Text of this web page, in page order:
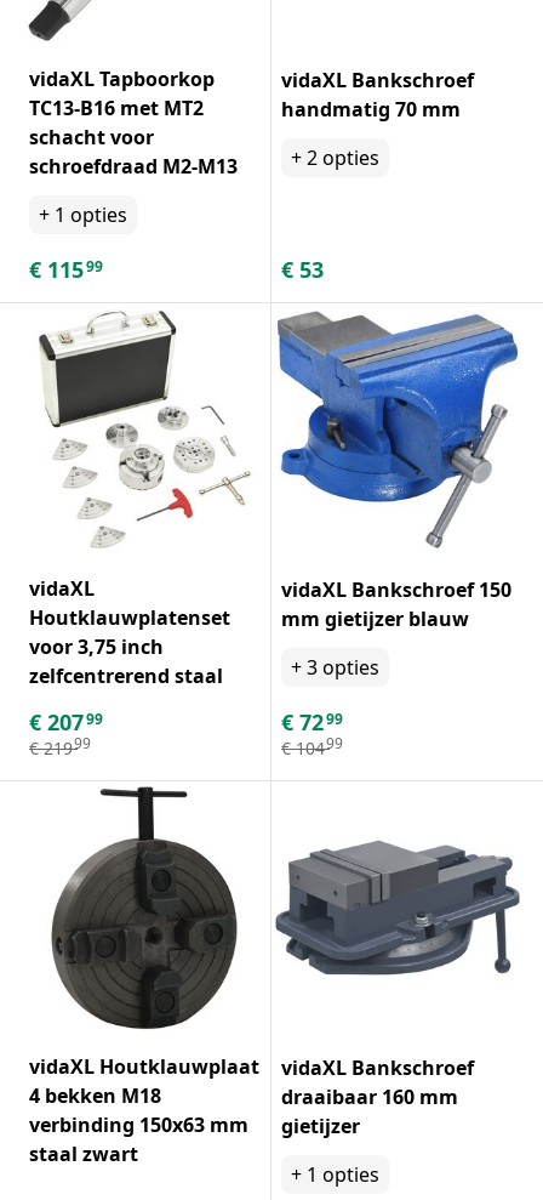
vidaXL Tapboorkop
TC13-B16 met MT2
schacht voor
schroefdraad M2-M13
+ 1 opties
€ 11599
vidaXL Bankschroef
handmatig 70 mm
+2opties
€ 53
vidaXL
Houtklauwplatenset
voor 3,75 inch
zelfcentrerend staal
€ 20799
€ 21999
vidaXL Bankschroef 150
mm gietijzer blauw
+3opties
€ 7299
€ 10499
vidaXL Houtklauwplaat
4 bekken M18
verbinding 150x63 mm
staal zwart
vidaXL Bankschroef
draaibaar 160 mm
gietijzer
+ 1 opties